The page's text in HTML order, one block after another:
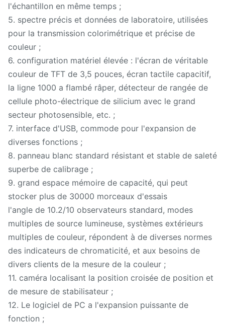
l'échantillon en même temps ;
5. spectre précis et données de laboratoire, utilisées
pour la transmission colorimétrique et précise de
couleur ;
6. configuration matériel élevée : l'écran de véritable
couleur de TFT de 3,5 pouces, écran tactile capacitif,
la ligne 1000 a flambé râper, détecteur de rangée de
cellule photo-électrique de silicium avec le grand
secteur photosensible, etc. ;
7. interface d'USB, commode pour l'expansion de
diverses fonctions ;
8. panneau blanc standard résistant et stable de saleté
superbe de calibrage ;
9. grand espace mémoire de capacité, qui peut
stocker plus de 30000 morceaux d'essais
l'angle de 10.2/10 observateurs standard, modes
multiples de source lumineuse, systèmes extérieurs
multiples de couleur, répondent à de diverses normes
des indicateurs de chromaticité, et aux besoins de
divers clients de la mesure de la couleur ;
11. caméra localisant la position croisée de position et
de mesure de stabilisateur ;
12. Le logiciel de PC a l'expansion puissante de
fonction ;